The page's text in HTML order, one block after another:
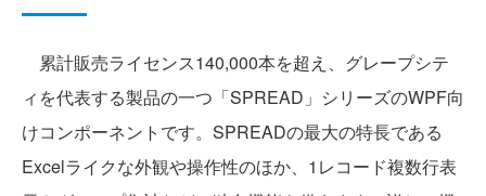
累計販売ライセンス140,000本を超え、グレープシテ
ィを代表する製品の一つ「SPREAD」シリーズのWPF向
けコンポーネントです。SPREADの最大の特長である
Excelライクな外観や操作性のほか、1レコード複数行表